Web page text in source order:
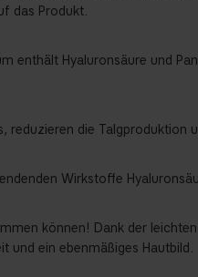
das Produkt.
enthält Hyaluronsäure und
die Talgproduktion
Wirkstoffe
können! Dank der
und ein ebenmäßiges Hautbild.